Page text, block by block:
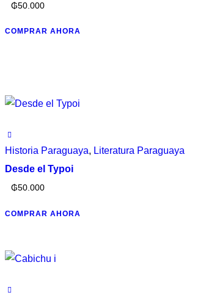
₲50.000
COMPRAR AHORA
Historia Paraguaya, Literatura Paraguaya
Desde el Typoi
₲50.000
COMPRAR AHORA